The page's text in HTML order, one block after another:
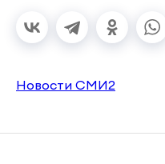
Новости СМИ2